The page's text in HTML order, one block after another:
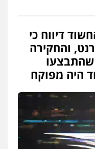
דיווח כי
והחקירה
שהתבצעו
היה מפוקח